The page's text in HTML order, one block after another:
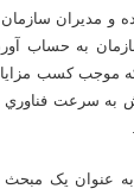
و مديران سازمان
به حساب
موجب كسب
شد(اخوان و جعفری، 1384).
عنوان یک مبحث